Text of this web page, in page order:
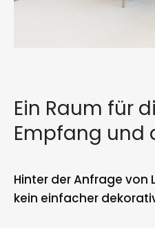
Ein Raum für
Empfang und
Hinter der Anfrage von
kein einfacher